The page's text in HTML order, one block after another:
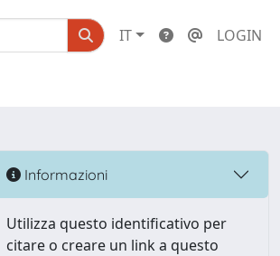
IT LOGIN
Informazioni
Utilizza questo identificativo per
citare o creare un link a questo